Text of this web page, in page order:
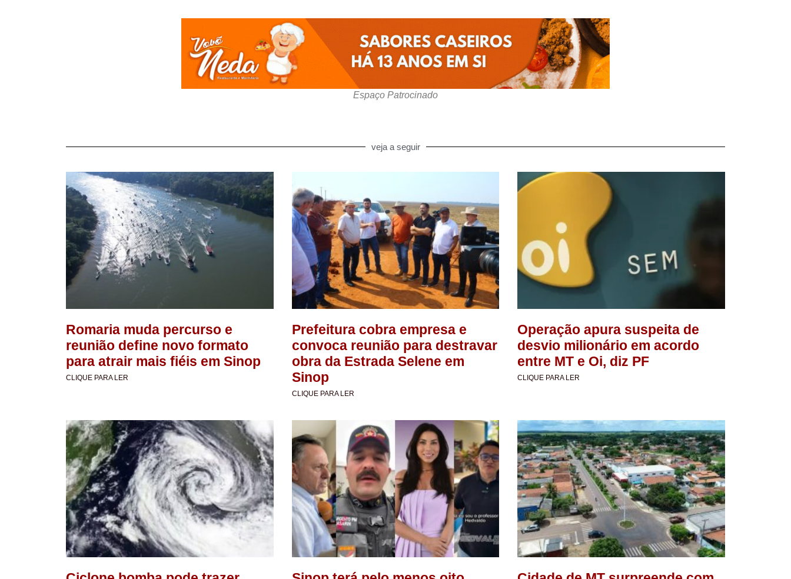
Espaço Patrocinado
veja a seguir
Romaria muda percurso e
reunião define novo formato
para atrair mais fiéis em Sinop
CLIQUE PARA LER
Prefeitura cobra empresa e
convoca reunião para destravar
obra da Estrada Selene em
Sinop
CLIQUE PARA LER
Operação apura suspeita de
desvio milionário em acordo
entre MT e Oi, diz PF
CLIQUE PARA LER